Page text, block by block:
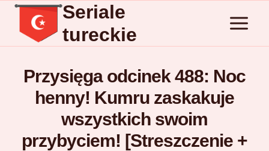
Przejdź
treści
Seriale
tureckie
Przysięga odcinek 488: Noc
henny! Kumru zaskakuje
wszystkich swoim
przybyciem! [Streszczenie +